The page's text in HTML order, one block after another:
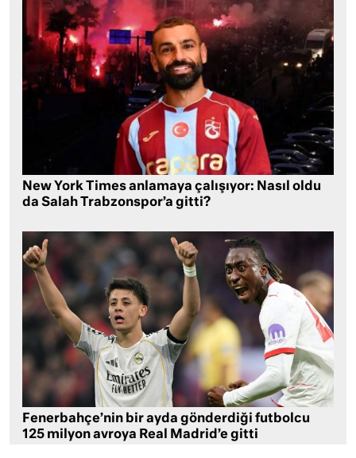
New York Times anlamaya çalışıyor: Nasıl oldu
da Salah Trabzonspor’a gitti?
Fenerbahçe’nin bir ayda gönderdiği futbolcu
125 milyon avroya Real Madrid’e gitti